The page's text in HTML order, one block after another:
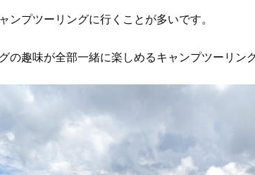
ンプツーリングに行くことが多いです。
の趣味が全部一緒に楽しめるキャンプツーリ